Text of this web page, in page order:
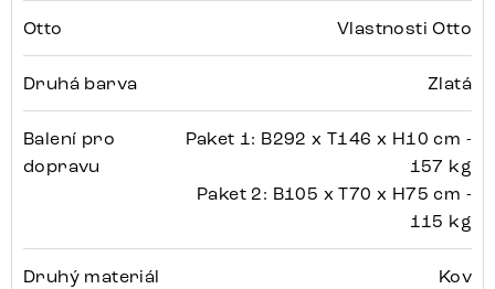
Otto Vlastnosti Otto
Druhá barva Zlatá
Balení pro
dopravu
Paket 1: B292 x T146 x H10 cm -
157 kg
Paket 2: B105 x T70 x H75 cm -
115 kg
Druhý materiál Kov